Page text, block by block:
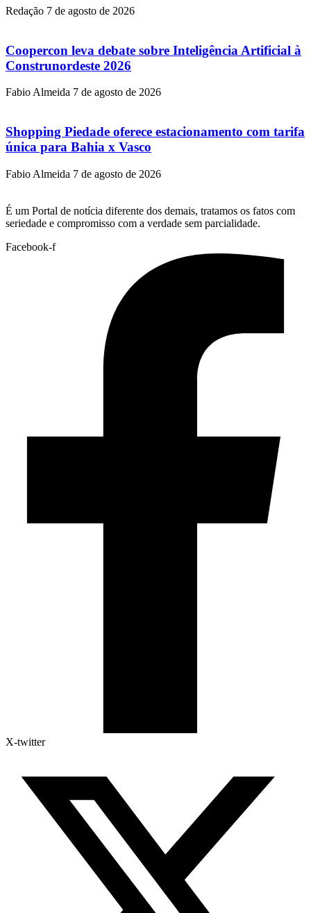
Redação 7 de agosto de 2026
Coopercon leva debate sobre Inteligência Artificial à
Construnordeste 2026
Fabio Almeida 7 de agosto de 2026
Shopping Piedade oferece estacionamento com tarifa
única para Bahia x Vasco
Fabio Almeida 7 de agosto de 2026
É um Portal de notícia diferente dos demais, tratamos os fatos com
seriedade e compromisso com a verdade sem parcialidade.
Facebook-f
X-twitter